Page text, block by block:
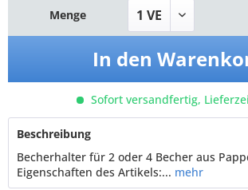
Menge
In den
Sofort versandfertig,
Beschreibung
Becherhalter für 2 oder 4 Becher aus
Eigenschaften des Artikels:... mehr